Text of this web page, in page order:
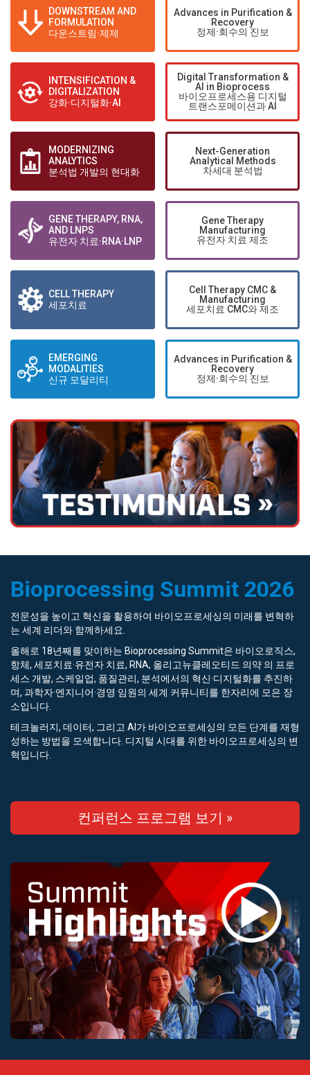
DOWNSTREAM AND
FORMULATION
다운스트림·제제
INTENSIFICATION &
DIGITALIZATION
강화·디지털화·AI
MODERNIZING
ANALYTICS
분석법 개발의 현대화
GENE THERAPY, RNA,
AND LNPS
유전자 치료·RNA·LNP
CELL THERAPY
세포치료
EMERGING
MODALITIES
신규 모달리티
Advances in Purification &
Recovery
정제·회수의 진보
Digital Transformation &
AI in Bioprocess
바이오프로세스용 디지털
트랜스포메이션과 AI
Next-Generation
Analytical Methods
차세대 분석법
Gene Therapy
Manufacturing
유전자 치료 제조
Cell Therapy CMC &
Manufacturing
세포치료 CMC와 제조
Advances in Purification &
Recovery
정제·회수의 진보
Bioprocessing Summit 2026
전문성을 높이고 혁신을 활용하여 바이오프로세싱의 미래를 변혁하
는 세계 리더와 함께하세요.
올해로 18년째를 맞이하는 Bioprocessing Summit은 바이오로직스,
항체, 세포치료·유전자 치료, RNA, 올리고뉴클레오티드 의약 의 프로
세스 개발, 스케일업, 품질관리, 분석에서의 혁신·디지털화를 추진하
며, 과학자·엔지니어·경영 임원의 세계 커뮤니티를 한자리에 모은 장
소입니다.
테크놀러지, 데이터, 그리고 AI가 바이오프로세싱의 모든 단계를 재형
성하는 방법을 모색합니다. 디지털 시대를 위한 바이오프로세싱의 변
혁입니다.
컨퍼런스 프로그램 보기 »